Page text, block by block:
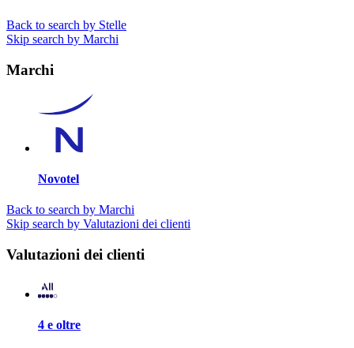
Back to search by Stelle
Skip search by Marchi
Marchi
Novotel
Back to search by Marchi
Skip search by Valutazioni dei clienti
Valutazioni dei clienti
4 e oltre